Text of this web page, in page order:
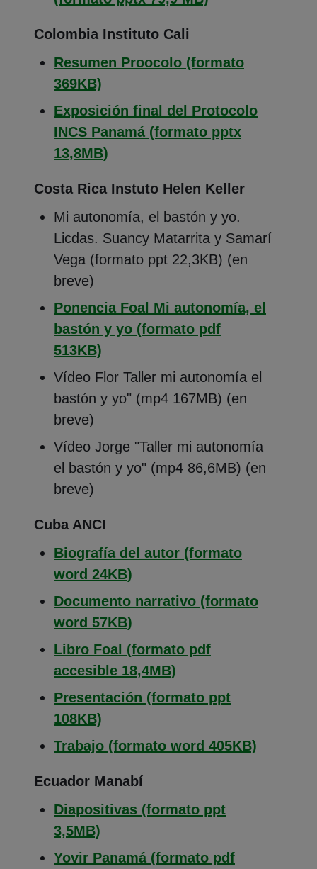
Colombia Instituto Cali
Resumen Proocolo (formato
369KB)
Exposición final del Protocolo
INCS Panamá (formato pptx
13,8MB)
Costa Rica Instuto Helen Keller
Mi autonomía, el bastón y yo.
Licdas. Suancy Matarrita y Samarí
Vega (formato ppt 22,3KB) (en
breve)
Ponencia Foal Mi autonomía, el
bastón y yo (formato pdf
513KB)
Vídeo Flor Taller mi autonomía el
bastón y yo" (mp4 167MB) (en
breve)
Vídeo Jorge "Taller mi autonomía
el bastón y yo" (mp4 86,6MB) (en
breve)
Cuba ANCI
Biografía del autor (formato
word 24KB)
Documento narrativo (formato
word 57KB)
Libro Foal (formato pdf
accesible 18,4MB)
Presentación (formato ppt
108KB)
Trabajo (formato word 405KB)
Ecuador Manabí
Diapositivas (formato ppt
3,5MB)
Yovir Panamá (formato pdf